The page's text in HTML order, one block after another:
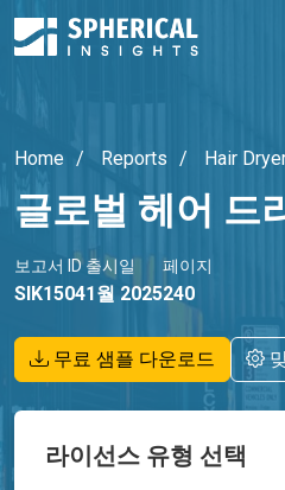
Home Reports Hair
글로벌 헤어 드
보고서 ID
SIK1504
출시일
1월 2025
페이지
240
무료 샘플 다운로드
라이선스 유형 선택